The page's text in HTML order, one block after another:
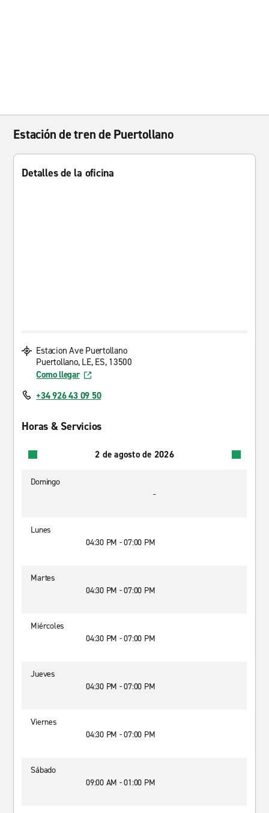
Estación de tren de Puertollano
Detalles de la oficina
Estacion Ave Puertollano
Puertollano, LE, ES, 13500
Como llegar
+34 926 43 09 50
Horas & Servicios
2 de agosto de 2026
Domingo
-
Lunes
04:30 PM - 07:00 PM
Martes
04:30 PM - 07:00 PM
Miércoles
04:30 PM - 07:00 PM
Jueves
04:30 PM - 07:00 PM
Viernes
04:30 PM - 07:00 PM
Sábado
09:00 AM - 01:00 PM